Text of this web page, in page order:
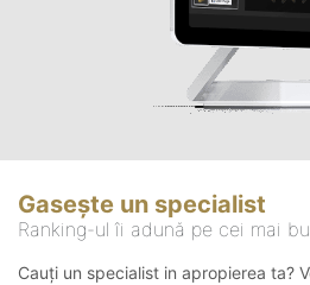
Gasește un specialist
Ranking-ul îi adună pe cei mai
Cauți un specialist in apropierea ta?